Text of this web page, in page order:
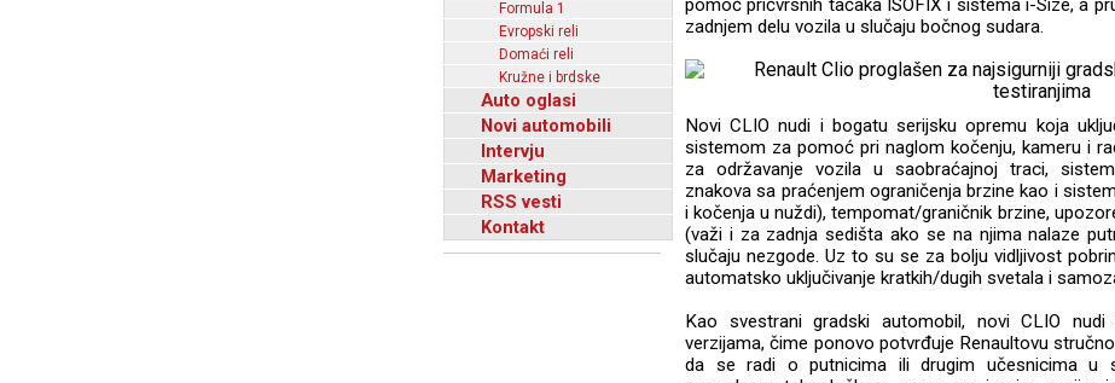
Formula 1
Evropski reli
Domaći reli
Kružne i brdske
Auto oglasi
Novi automobili
Intervju
Marketing
RSS vesti
Kontakt
pomoć pričvrsnih tačaka ISOFIX i sistema i-Size, a
zadnjem delu vozila u slučaju bočnog sudara.
Novi CLIO nudi i bogatu serijsku opremu koja
sistemom za pomoć pri naglom kočenju, kameru i
za održavanje vozila u saobraćajnoj traci,
znakova sa praćenjem ograničenja brzine kao i
i kočenja u nuždi), tempomat/graničnik brzine,
(važi i za zadnja sedišta ako se na njima nalaze
slučaju nezgode. Uz to su se za bolju vidljivost
automatsko uključivanje kratkih/dugih svetala i
Kao svestrani gradski automobil, novi CLIO
verzijama, čime ponovo potvrđuje Renaultovu
da se radi o putnicima ili drugim učesnicima u